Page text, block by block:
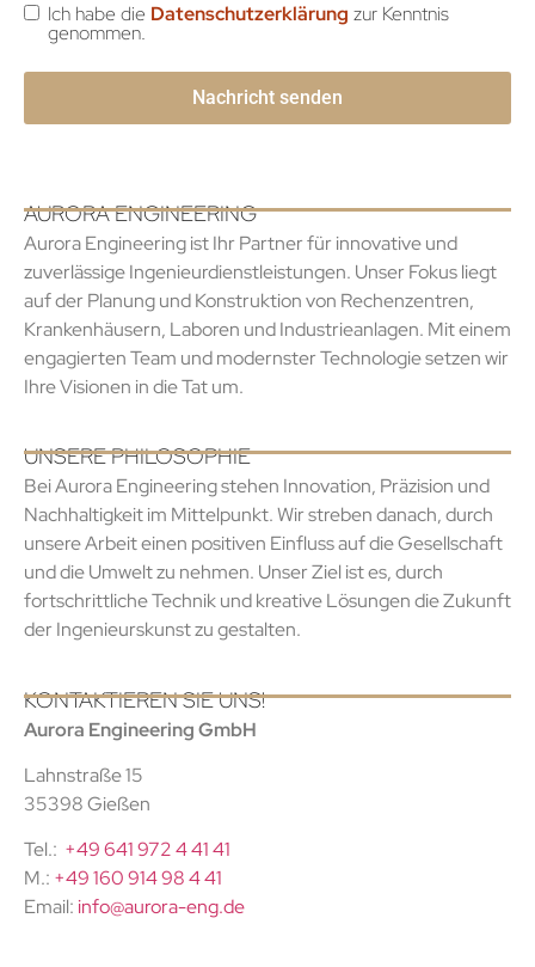
Ich habe die Datenschutzerklärung zur Kenntnis
genommen.
AURORA ENGINEERING
Aurora Engineering ist Ihr Partner für innovative und
zuverlässige Ingenieurdienstleistungen. Unser Fokus liegt
auf der Planung und Konstruktion von Rechenzentren,
Krankenhäusern, Laboren und Industrieanlagen. Mit einem
engagierten Team und modernster Technologie setzen wir
Ihre Visionen in die Tat um.
UNSERE PHILOSOPHIE
Bei Aurora Engineering stehen Innovation, Präzision und
Nachhaltigkeit im Mittelpunkt. Wir streben danach, durch
unsere Arbeit einen positiven Einfluss auf die Gesellschaft
und die Umwelt zu nehmen. Unser Ziel ist es, durch
fortschrittliche Technik und kreative Lösungen die Zukunft
der Ingenieurskunst zu gestalten.
KONTAKTIEREN SIE UNS!
Aurora Engineering GmbH
Lahnstraße 15
35398 Gießen
Tel.: +49 641 972 4 41 41
M.: +49 160 914 98 4 41
Email: info@aurora-eng.de